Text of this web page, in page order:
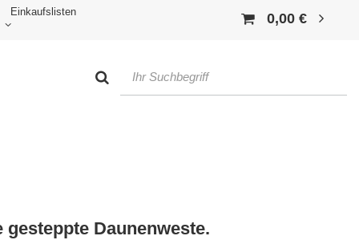
Einkaufslisten 0,00 €
Daunenweste.